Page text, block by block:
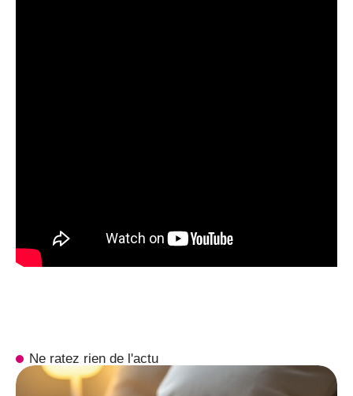
Ne ratez rien de l'actu